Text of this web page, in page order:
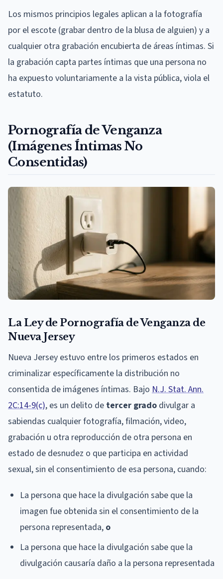
Los mismos principios legales aplican a la fotografía
por el escote (grabar dentro de la blusa de alguien) y a
cualquier otra grabación encubierta de áreas íntimas. Si
la grabación capta partes íntimas que una persona no
ha expuesto voluntariamente a la vista pública, viola el
estatuto.
Pornografía de Venganza
(Imágenes Íntimas No
Consentidas)
La Ley de Pornografía de Venganza de
Nueva Jersey
Nueva Jersey estuvo entre los primeros estados en
criminalizar específicamente la distribución no
consentida de imágenes íntimas. Bajo N.J. Stat. Ann.
2C:14-9(c), es un delito de tercer grado divulgar a
sabiendas cualquier fotografía, filmación, video,
grabación u otra reproducción de otra persona en
estado de desnudez o que participa en actividad
sexual, sin el consentimiento de esa persona, cuando:
La persona que hace la divulgación sabe que la
imagen fue obtenida sin el consentimiento de la
persona representada, o
La persona que hace la divulgación sabe que la
divulgación causaría daño a la persona representada